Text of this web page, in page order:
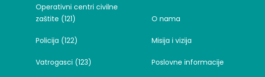
Operativni centri civilne
zaštite (121)
Policija (122)
Vatrogasci (123)
O nama
Misija i vizija
Poslovne informacije